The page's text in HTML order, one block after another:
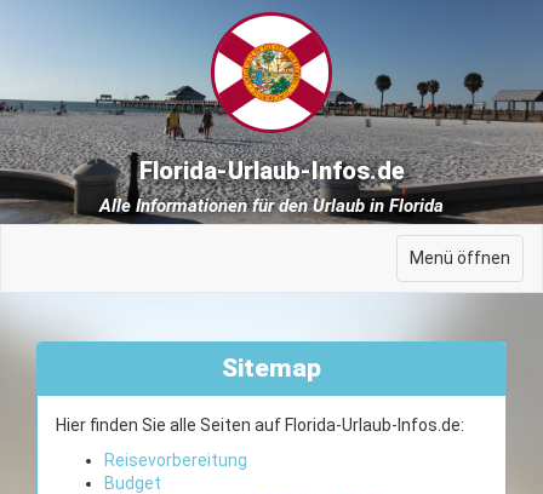
Florida-Urlaub-Infos.de
Alle Informationen für den Urlaub in Florida
Menü öffnen
Sitemap
Hier finden Sie alle Seiten auf Florida-Urlaub-Infos.de:
Reisevorbereitung
Budget